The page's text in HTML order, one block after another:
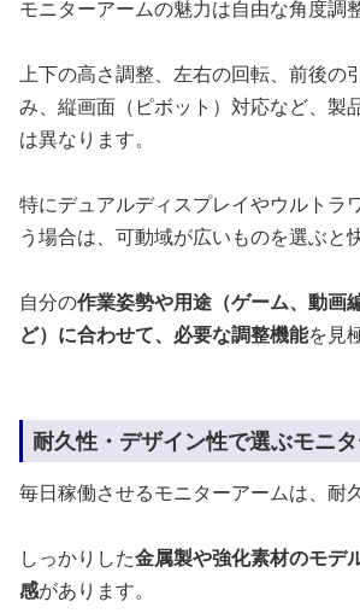
モニターアームの魅力は自由な角度調
上下の高さ調整、左右の回転、前後の
み、縦画面（ピボット）対応など、製
は異なります。
特にデュアルディスプレイやウルトラ
う場合は、可動域が広いものを選ぶと
自分の作業姿勢や用途（ゲーム、動画
ど）に合わせて、必要な調整機能を見
耐久性・デザイン性で選ぶモニ
毎日稼働させるモニターアームは、耐
しっかりした金属製や強化素材のモデ
感があります。